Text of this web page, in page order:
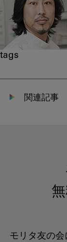
tags
関連記事
モリタ友の会